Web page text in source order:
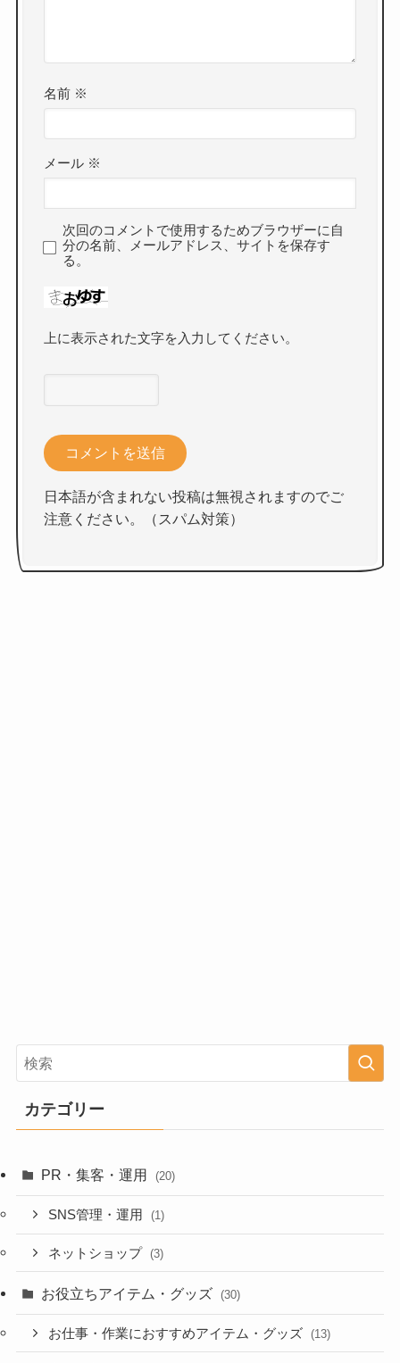
名前 ※
メール ※
次回のコメントで使用するためブラウザーに自
分の名前、メールアドレス、サイトを保存す
る。
上に表示された文字を入力してください。
日本語が含まれない投稿は無視されますのでご
注意ください。（スパム対策）
カテゴリー
PR・集客・運用 (20)
SNS管理・運用 (1)
ネットショップ (3)
お役立ちアイテム・グッズ (30)
お仕事・作業におすすめアイテム・グッズ (13)